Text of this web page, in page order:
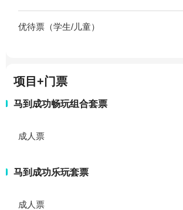
优待票（学生/儿童）
项目+门票
马到成功畅玩组合套票
成人票
马到成功乐玩套票
成人票